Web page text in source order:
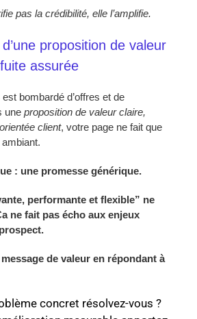
pas la crédibilité, elle l’amplifie.
d’une proposition de valeur
assurée
bombardé d’offres et de
uneproposition de valeur claire,
client, votre page ne fait que
ambiant.
: une promesse générique.
performante et flexible” ne
ne fait pas écho aux enjeux
de valeur en répondant à
concret résolvez-vous ?